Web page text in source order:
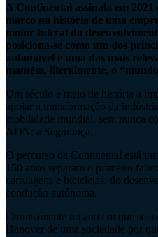
A Continental assinala em 2021
marco na história de uma
motor fulcral do
posiciona-se como um dos
automóvel e uma das mais
mantém, literalmente, o
Um século e meio de história a
apoiar a transformação da
mobilidade mundial, sem nunca
ADN: a Segurança.
O percurso da Continental está
150 anos separam o primeiro
carruagens e bicicletas, do
condução autónoma.
Curiosamente no ano em que se
Hanover de uma sociedade por